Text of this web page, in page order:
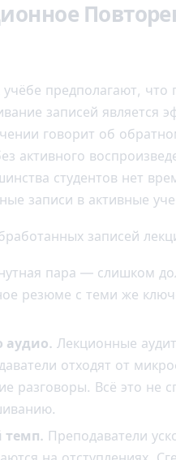
предполагают, что
записей является
говорит об
активного
студентов нет
записи в активные
записей
пара — слишком
резюме с теми же
аудио. Лекционные
отходят от
разговоры. Всё это не
темп. Преподаватели